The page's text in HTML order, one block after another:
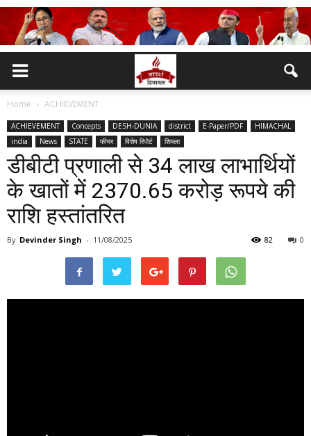
Home ACHIEVEMENT
ACHIEVEMENT Concepts DESH-DUNIA district E-Paper/PDF
HIMACHAL
india
News STATE फीचर विशेष रिपोर्ट शिमला
डीबीटी प्रणाली से 34 लाख लाभार्थियों
के खातों में 2370.65 करोड़ रूपये की
राशि हस्तांतरित
By Devinder Singh - 11/08/2025 0
82